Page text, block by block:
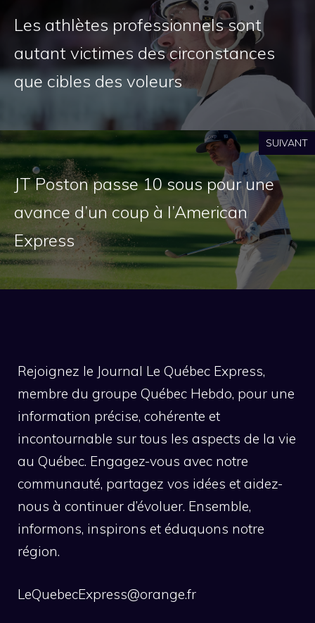
Les athlètes professionnels sont
autant victimes des circonstances
que cibles des voleurs
SUIVANT
JT Poston passe 10 sous pour une
avance d’un coup à l’American
Express
Rejoignez le Journal Le Québec Express,
membre du groupe Québec Hebdo, pour une
information précise, cohérente et
incontournable sur tous les aspects de la vie
au Québec. Engagez-vous avec notre
communauté, partagez vos idées et aidez-
nous à continuer d’évoluer. Ensemble,
informons, inspirons et éduquons notre
région.
LeQuebecExpress@orange.fr